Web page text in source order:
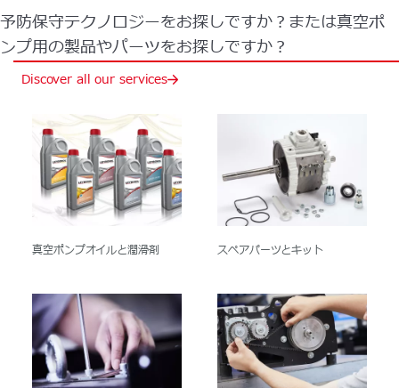
予防保守テクノロジーをお探しですか？または真空ポ
ンプ用の製品やパーツをお探しですか？
Discover all our services
真空ポンプオイルと潤滑剤 スペアパーツとキット